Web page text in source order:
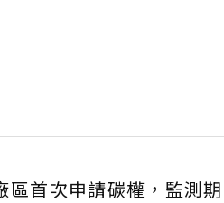
區首次申請碳權，監測